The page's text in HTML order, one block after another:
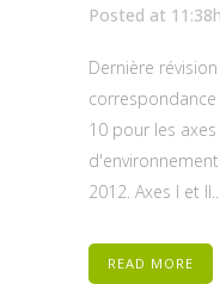
Posted at 11:38h
Dernière
10 pour les axes
d'environnement
2012. Axes I et II...
READ MORE